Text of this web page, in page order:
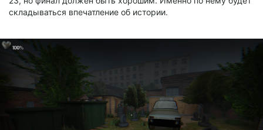
складываться впечатление об истории.